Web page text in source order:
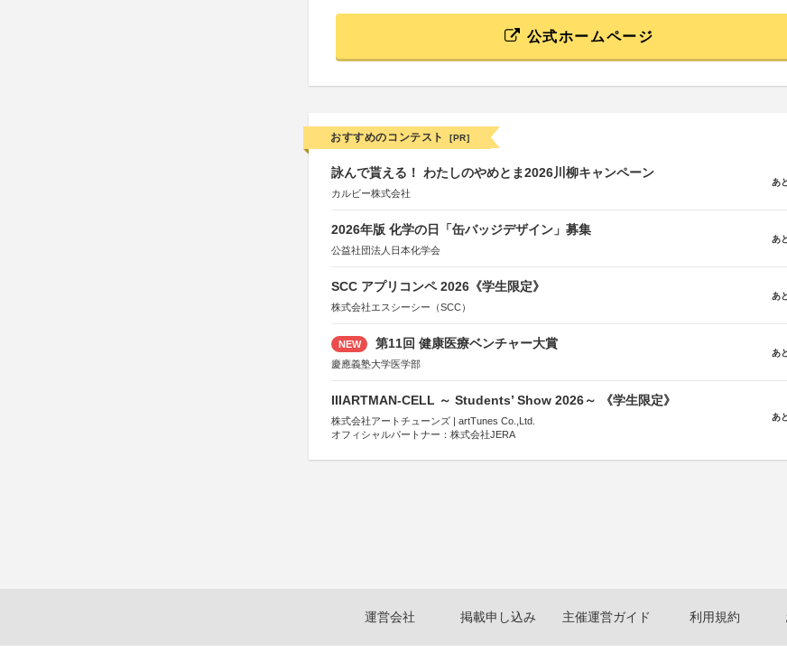
公式ホームページ
おすすめのコンテスト [PR]
詠んで貰える！ わたしのやめとま2026川柳キャンペーン
カルビー株式会社
あ
2026年版 化学の日「缶バッジデザイン」募集
公益社団法人日本化学会
あ
SCC アプリコンペ 2026《学生限定》
株式会社エスシーシー（SCC）
あ
NEW 第11回 健康医療ベンチャー大賞
慶應義塾大学医学部
あ
IIIARTMAN-CELL ～ Students’ Show 2026～ 《学生限定》
株式会社アートチューンズ | artTunes Co.,Ltd.
オフィシャルパートナー：株式会社JERA
あ
運営会社 掲載申し込み 主催運営ガイド 利用規約